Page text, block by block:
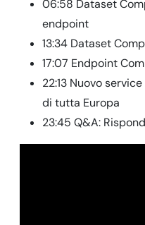
06:58 Dataset
endpoint
13:34 Dataset
17:07 Endpoint
22:13 Nuovo
di tutta Europa
23:45 Q&A: